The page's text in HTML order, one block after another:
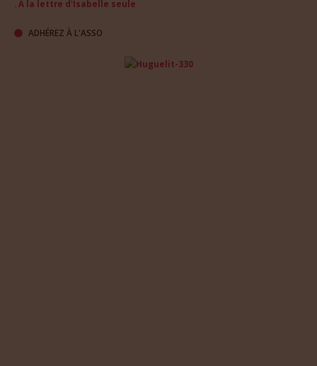
. A la lettre d'Isabelle seule
ADHÉREZ À L'ASSO